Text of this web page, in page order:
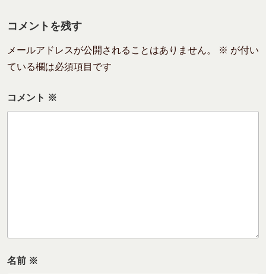
コメントを残す
メールアドレスが公開されることはありません。 ※ が付い
ている欄は必須項目です
コメント ※
名前 ※